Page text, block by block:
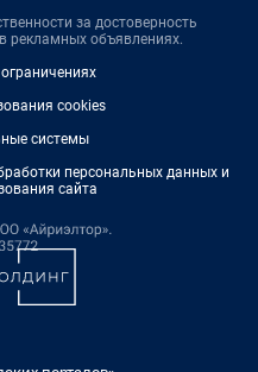
за достоверность
рекламных объявлениях.
cookies
системы
персональных данных и
сайта